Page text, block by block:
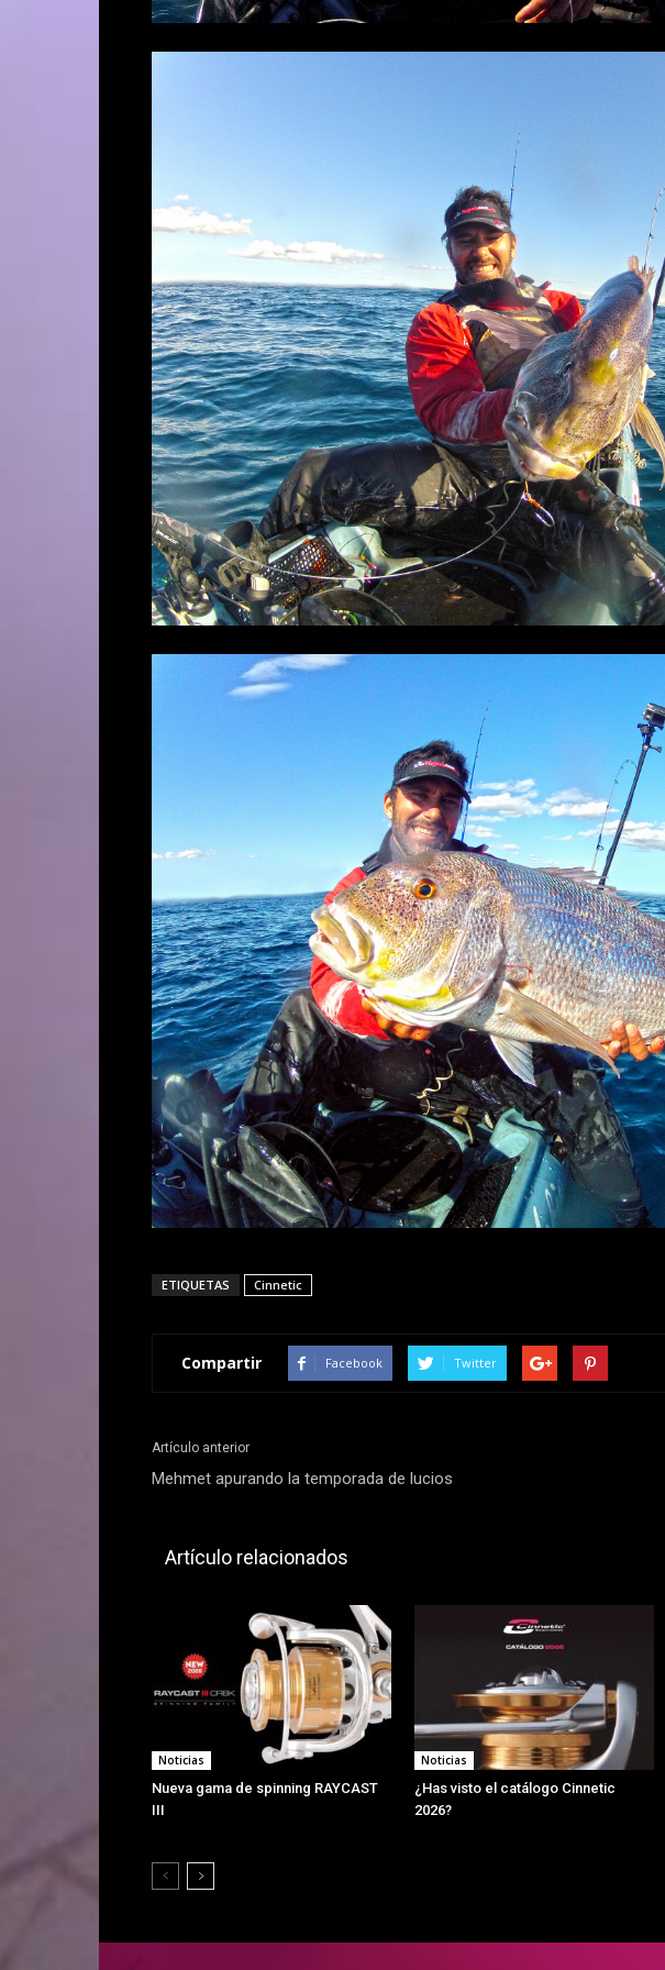
ETIQUETAS Cinnetic
Compartir Facebook Twitter
Artículo anterior
Mehmet apurando la temporada de lucios
Artículo relacionados
Noticias
Nueva gama de spinning RAYCAST
III
Noticias
¿Has visto el catálogo Cinnetic
2026?